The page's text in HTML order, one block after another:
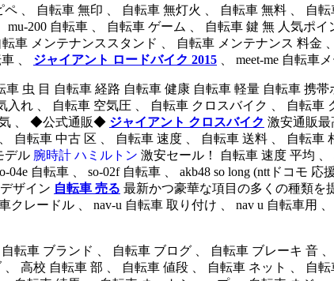
、 自転車 無印 、 自転車 無灯火 、 自転車 無料 、 自
200 自転車 、 自転車 ゲーム 、 自転車 鍵 無 人気ポイ
車 メンテナンススタンド 、 自転車 メンテナンス 料金
、 ジャイアント ロードバイク 2015 、 meet-me 自転車
虫 目 自転車 経路 自転車 健康 自転車 軽量 自転車 携
れ 、 自転車 空気圧 、 自転車 クロスバイク 、 自転車
気 、 ◆公式通販◆ ジャイアント クロスバイク 激安通販最
自転車 中古 区 、 自転車 速度 、 自転車 送料 、 自転車
デル 腕時計 ハミルトン 激安セール！ 自転車 速度 平均 、
自転車 、 so-02f 自転車 、 akb48 so long (nttドコモ
ザイン 自転車 売る 最新かつ豪華な項目の多くの種類を
レードル 、 nav-u 自転車 取り付け 、 nav u 自転車用
転車 ブランド 、 自転車 ブログ 、 自転車 ブレーキ 音
高校 自転車 部 、 自転車 値段 、 自転車 ネット 、